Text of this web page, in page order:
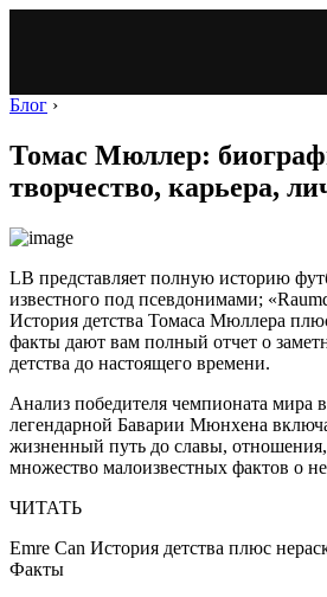
Блог ›
Томас Мюллер:
творчество, карьера,
LB представляет полную историю
известного под псевдонимами;
История детства Томаса Мюллера
факты дают вам полный отчет о
детства до настоящего времени.
Анализ победителя чемпионата мира
легендарной Баварии Мюнхена
жизненный путь до славы,
множество малоизвестных фактов о
ЧИТАТЬ
Emre Can История детства плюс
Факты